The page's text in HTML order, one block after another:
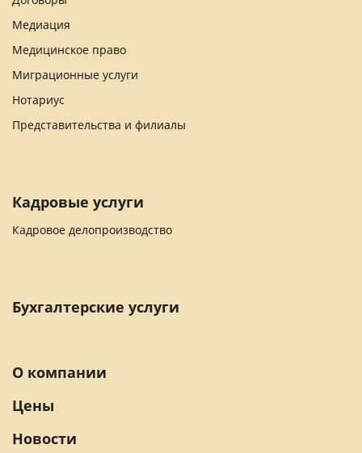
Медиация
Медицинское право
Миграционные услуги
Нотариус
Представительства и филиалы
Кадровые услуги
Кадровое делопроизводство
Бухгалтерские услуги
О компании
Цены
Новости